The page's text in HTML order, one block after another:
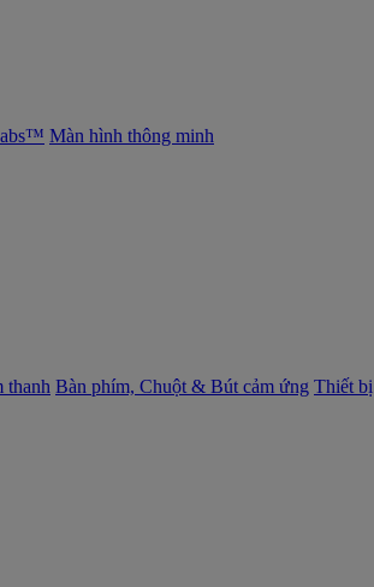
Màn hình thông minh
thanh Bàn phím, Chuột & Bút cảm ứng Thiết